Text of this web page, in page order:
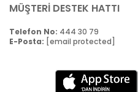
MÜŞTERİ DESTEK HATTI
Telefon No: 444 30 79
E-Posta: [email protected]